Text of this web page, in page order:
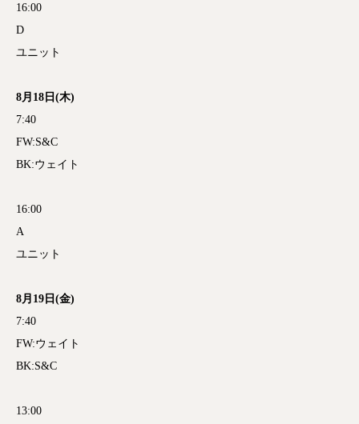
16:00
D
ユニット
8月18日(木)
7:40
FW:S&C
BK:ウェイト
16:00
A
ユニット
8月19日(金)
7:40
FW:ウェイト
BK:S&C
13:00